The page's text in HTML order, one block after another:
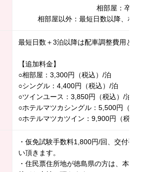
相部屋：卒業
相部屋以外：最短日数以降、相
最短日数＋3泊以降は配車調整費用と
【追加料金】
○相部屋：3,300円（税込）/泊
○シングル：4,400円（税込）/泊
○ツインユース：3,850円（税込）/泊
○ホテルマツカシングル：5,500円（税
○ホテルマツカツイン：9,900円（税込
・仮免試験手数料1,800円/回、交付手
い頂きます。
・住民票住所地が徳島県の方は、本免